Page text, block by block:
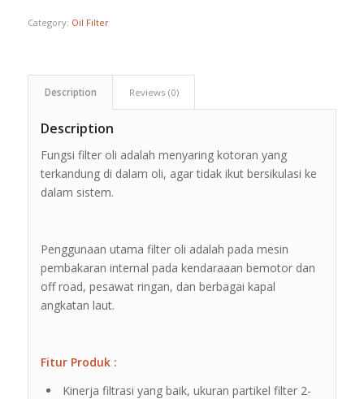
Category: Oil Filter
Description Reviews (0)
Description
Fungsi filter oli adalah menyaring kotoran yang
terkandung di dalam oli, agar tidak ikut bersikulasi ke
dalam sistem.
Penggunaan utama filter oli adalah pada mesin
pembakaran internal pada kendaraaan bemotor dan
off road, pesawat ringan, dan berbagai kapal
angkatan laut.
Fitur Produk :
Kinerja filtrasi yang baik, ukuran partikel filter 2-